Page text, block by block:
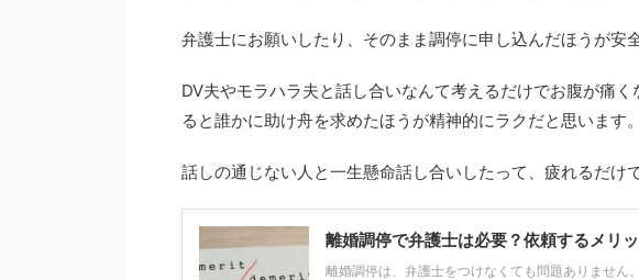
弁護士にお願いしたり、そのまま調停に申し込んだほうが安全
DV夫やモラハラ夫と話し合いなんて考えるだけでお腹が痛
ると誰かに助け舟を求めたほうが精神的にラクだと思います。
話しの通じない人と一生懸命話し合いしたって、疲れるだけ
離婚調停で弁護士は必要？依頼するメリ
離婚調停は、弁護士をつけなくても問題ありません